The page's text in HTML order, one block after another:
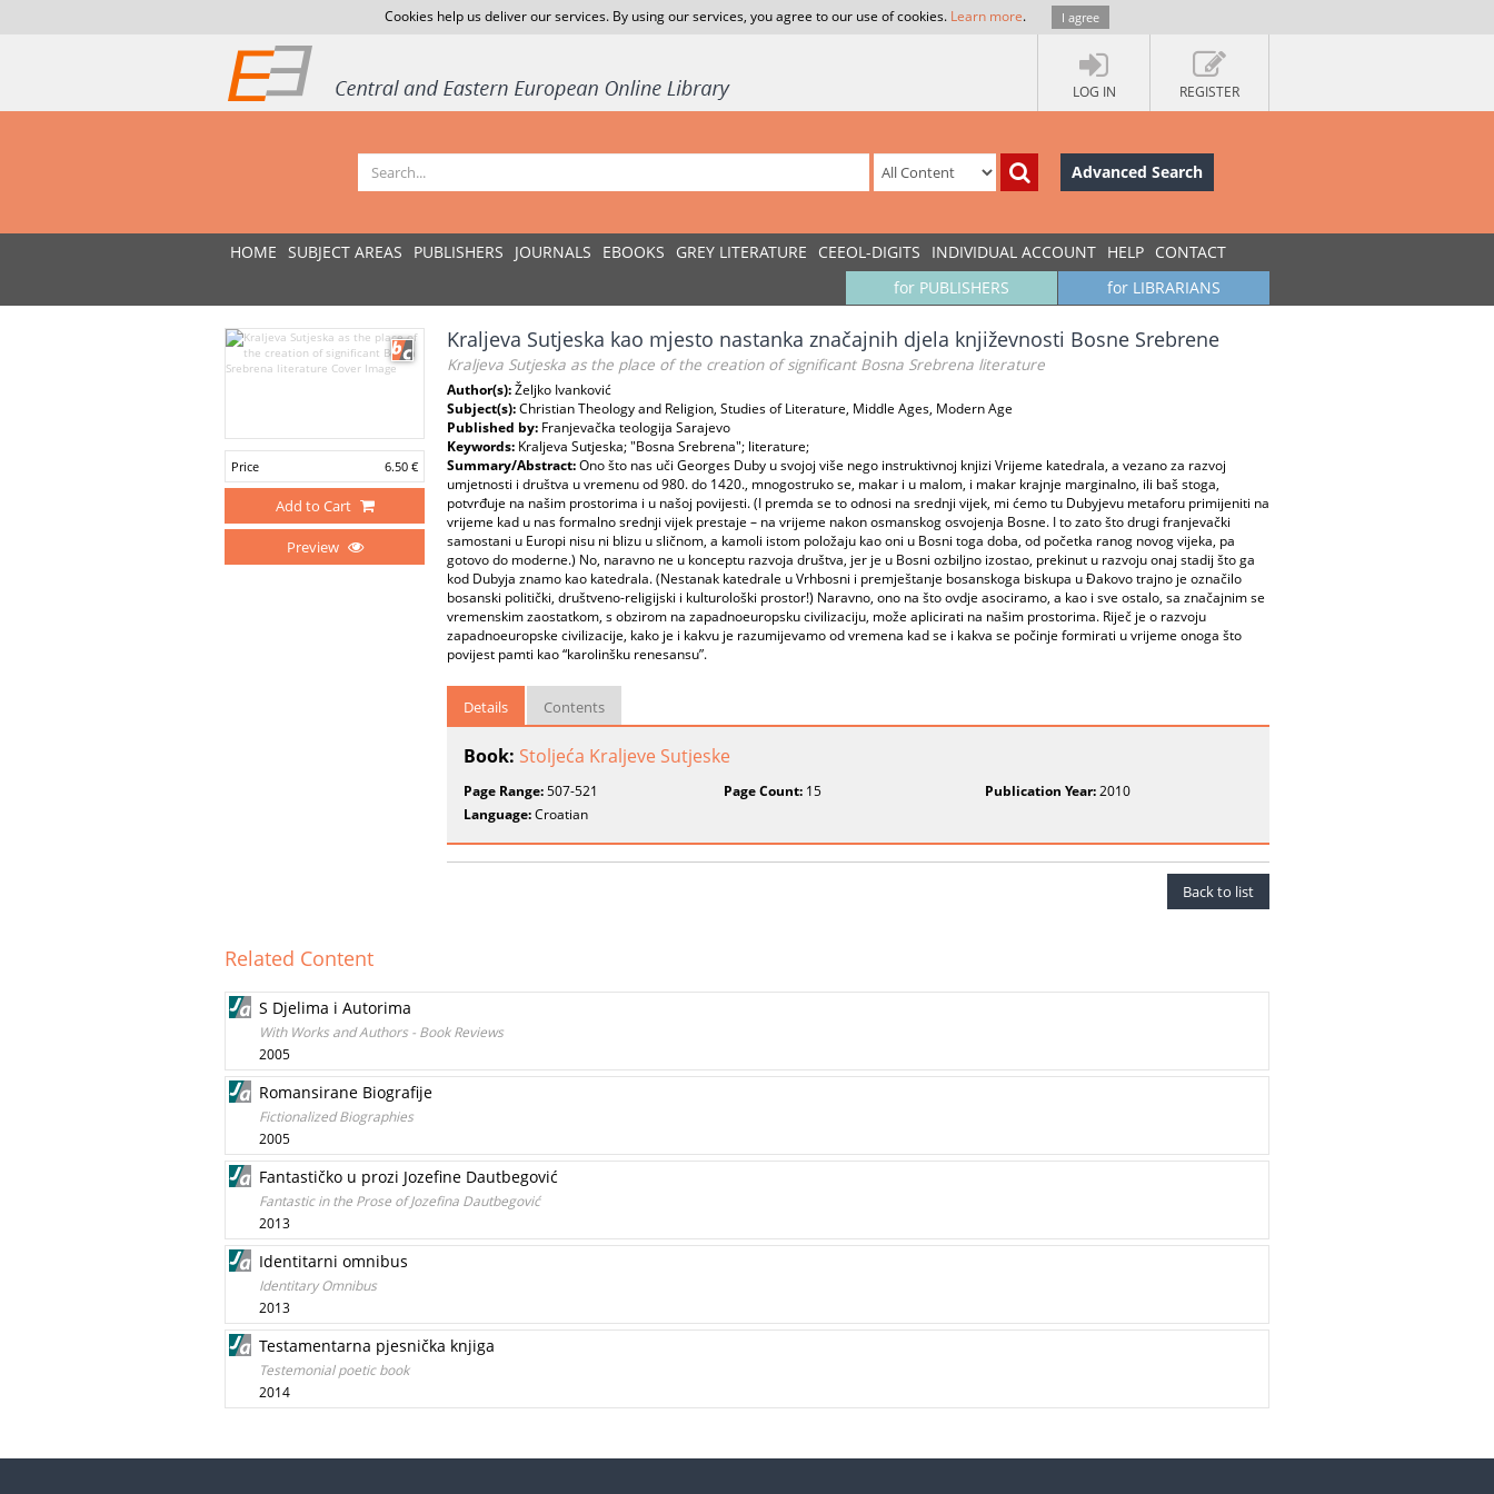
Cookies help us deliver our services. By using our services, you agree to our use of cookies. Learn more. I agree
LOG IN REGISTER
Advanced Search
HOME SUBJECT AREAS PUBLISHERS JOURNALS EBOOKS GREY LITERATURE CEEOL-DIGITS INDIVIDUAL ACCOUNT HELP CONTACT
for LIBRARIANS
for PUBLISHERS
Price 6.50 €
Add to Cart
Preview
Kraljeva Sutjeska kao mjesto nastanka značajnih djela književnosti Bosne Srebrene
Kraljeva Sutjeska as the place of the creation of significant Bosna Srebrena literature
Author(s):Željko Ivanković
Subject(s):Christian Theology and Religion, Studies of Literature, Middle Ages, Modern Age
Published by: Franjevačka teologija Sarajevo
Keywords: Kraljeva Sutjeska; "Bosna Srebrena"; literature;
Summary/Abstract:Ono što nas uči Georges Duby u svojoj više nego instruktivnoj knjizi Vrijeme katedrala, a vezano za razvoj
umjetnosti i društva u vremenu od 980. do 1420., mnogostruko se, makar i u malom, i makar krajnje marginalno, ili baš stoga,
potvrđuje na našim prostorima i u našoj povijesti. (I premda se to odnosi na srednji vijek, mi ćemo tu Dubyjevu metaforu primijeniti na
vrijeme kad u nas formalno srednji vijek prestaje – na vrijeme nakon osmanskog osvojenja Bosne. I to zato što drugi franjevački
samostani u Europi nisu ni blizu u sličnom, a kamoli istom položaju kao oni u Bosni toga doba, od početka ranog novog vijeka, pa
gotovo do moderne.) No, naravno ne u konceptu razvoja društva, jer je u Bosni ozbiljno izostao, prekinut u razvoju onaj stadij što ga
kod Dubyja znamo kao katedrala. (Nestanak katedrale u Vrhbosni i premještanje bosanskoga biskupa u Đakovo trajno je označilo
bosanski politički, društveno-religijski i kulturološki prostor!) Naravno, ono na što ovdje asociramo, a kao i sve ostalo, sa značajnim se
vremenskim zaostatkom, s obzirom na zapadnoeuropsku civilizaciju, može aplicirati na našim prostorima. Riječ je o razvoju
zapadnoeuropske civilizacije, kako je i kakvu je razumijevamo od vremena kad se i kakva se počinje formirati u vrijeme onoga što
povijest pamti kao “karolinšku renesansu”.
Details Contents
Book: Stoljeća Kraljeve Sutjeske
Page Range:507-521 Page Count: 15 Publication Year:2010
Language:Croatian
Back to list
Related Content
S Djelima i Autorima
With Works and Authors - Book Reviews
2005
Romansirane Biografije
Fictionalized Biographies
2005
Fantastičko u prozi Jozefine Dautbegović
Fantastic in the Prose of Jozefina Dautbegović
2013
Identitarni omnibus
Identitary Omnibus
2013
Testamentarna pjesnička knjiga
Testemonial poetic book
2014